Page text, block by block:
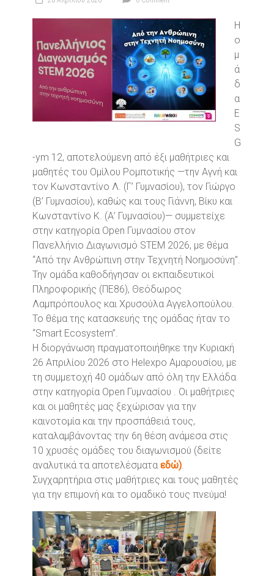
Η
ο
μ
ά
δ
α
E
S
G
-ym 12, αποτελούμενη από έξι μαθήτριες και
μαθητές του Ομίλου Ρομποτικής —την Αγνή και
τον Κωνσταντίνο Λ. (Γ’ Γυμνασίου), τον Γιώργο
(Β’ Γυμνασίου), καθώς και τους Γιάννη, Βίκυ και
Κωνσταντίνο Κ. (Α’ Γυμνασίου)— συμμετείχε
στην κατηγορία Open Γυμνασίου στον
Πανελλήνιο Διαγωνισμό STEM 2026, με θέμα
“Από την Ανθρώπινη στην Τεχνητή Νοημοσύνη”.
Την ομάδα καθοδήγησαν οι εκπαιδευτικοί
Πληροφορικής (ΠΕ86), Θεόδωρος
Λαμπρόπουλος και Χρυσούλα Αγγελοπούλου.
Το θέμα της κατασκευής της ομάδας ήταν το
“Smart Ecosystem”.
Η διοργάνωση πραγματοποιήθηκε την Κυριακή
26 Απριλίου 2026 στο Helexpo Αμαρουσίου, με
τη συμμετοχή 40 ομάδων από όλη την Ελλάδα
στην κατηγορία Open Γυμνασίου . Οι μαθήτριες
και οι μαθητές μας ξεχώρισαν για την
καινοτομία και την προσπάθειά τους,
καταλαμβάνοντας την 6η θέση ανάμεσα στις
10 χρυσές ομάδες του διαγωνισμού (δείτε
αναλυτικά τα αποτελέσματαεδώ).
Συγχαρητήρια στις μαθήτριες και τους μαθητές
για την επιμονή και το ομαδικό τους πνεύμα!